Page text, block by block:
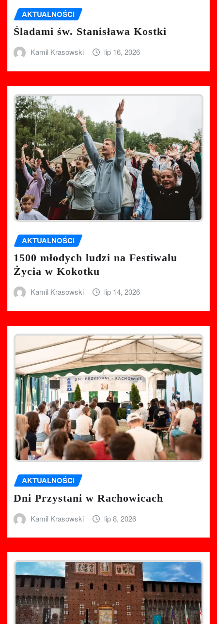
AKTUALNOŚCI
Śladami św. Stanisława Kostki
Kamil Krasowski lip 16, 2026
AKTUALNOŚCI
1500 młodych ludzi na Festiwalu
Życia w Kokotku
Kamil Krasowski lip 14, 2026
AKTUALNOŚCI
Dni Przystani w Rachowicach
Kamil Krasowski lip 8, 2026